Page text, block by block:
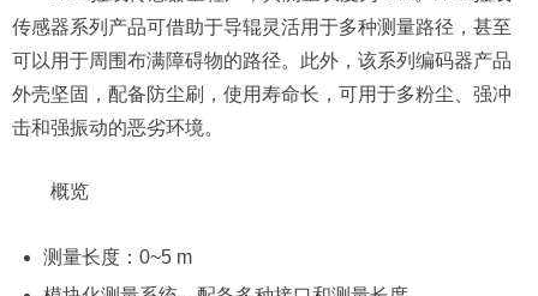
传感器系列产品可借助于导辊灵活用于多种测量路径，甚至
可以用于周围布满障碍物的路径。此外，该系列编码器产品
外壳坚固，配备防尘刷，使用寿命长，可用于多粉尘、强冲
击和强振动的恶劣环境。
概览
测量长度：0~5 m